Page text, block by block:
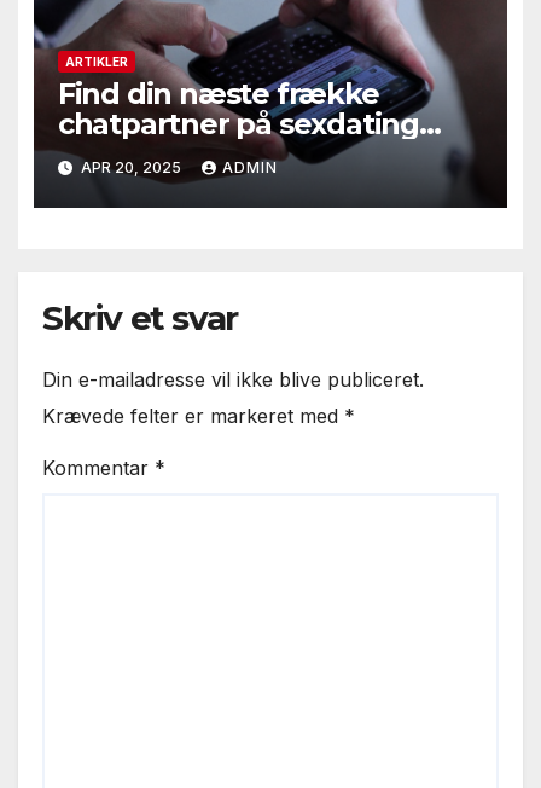
ARTIKLER
Find din næste frække
chatpartner på sexdating
siderne
APR 20, 2025 ADMIN
Skriv et svar
Din e-mailadresse vil ikke blive publiceret.
Krævede felter er markeret med *
Kommentar *